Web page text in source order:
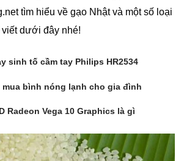
tìm hiểu về gạo Nhật và một số loại
dưới đây nhé!
sinh tố cầm tay Philips HR2534
bình nóng lạnh cho gia đình
Radeon Vega 10 Graphics là gì